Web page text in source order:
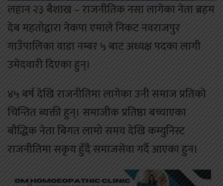
लहान २३ बैशाख – राजनीतिक नसा लागेका नेता ब्रहम
देब महतोद्वारा नेकपा एमाले निकट नवराजपुर
गाउँपालिका वाडा नम्बर ५ बाट अध्यक्ष पदका लागी
उमेदवारी दिएका हुन्।
४५ बर्ष देखि राजनीतिमा लागेका उनी समाज प्रतिको
चिन्तित ब्यक्ती हुन्। समाजीक प्रतिष्ठा बच्चाएका
बौद्धिक नेता बिगत लामो समय देखि कम्युनिस्ट
राजनीतिमा सकृय हुँदै समाजसेवा गर्दै आएका हुन।